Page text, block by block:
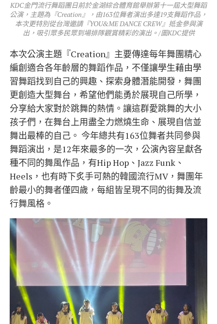
KDC金門流行舞蹈團日前於金湖綜合體育館舉辦第十一屆大型舞蹈
公演，主題為『Creation』，由163位舞者演出多達19支舞蹈作品，
本次更特別從台灣邀請『YOU&ME DANCE CREW』抵金參與演
出，吸引眾多民眾到場排隊觀賞精彩的演出。/圖KDC提供
本次公演主題『Creation』主要傳達每年舞團精心
編創適合各年齡層的舞蹈作品，不僅讓學生藉由學
習舞蹈找到自己的興趣、探索身體潛能開發，舞團
更創造大型舞台，希望他們能勇於展現自己所學，
分享給大家對於跳舞的熱情。讓這群愛跳舞的大小
孩子們，在舞台上用盡全力燃燒生命、展現自信並
舞出最棒的自己。 今年總共有163位舞者共同參與
舞蹈演出，是12年來最多的一次，公演內容呈獻各
種不同的舞風作品，有Hip Hop、Jazz Funk、
Heels，也有時下炙手可熱的韓國流行MV，舞團年
齡最小的舞者僅四歲，每組皆呈現不同的街舞及流
行舞風格。